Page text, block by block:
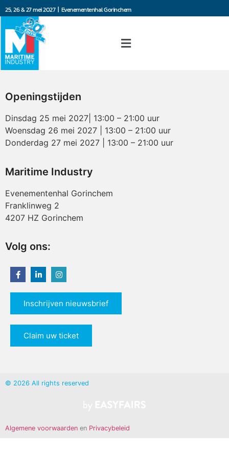
25, 26 & 27 mei 2027 | Evenementenhal Gorinchem
Openingstijden
Dinsdag 25 mei 2027| 13:00 – 21:00 uur
Woensdag 26 mei 2027 | 13:00 – 21:00 uur
Donderdag 27 mei 2027 | 13:00 – 21:00 uur
Maritime Industry
Evenementenhal Gorinchem
Franklinweg 2
4207 HZ Gorinchem
Volg ons:
Inschrijven nieuwsbrief
Claim uw ticket
© 2026 All rights reserved
Algemene voorwaarden en Privacybeleid